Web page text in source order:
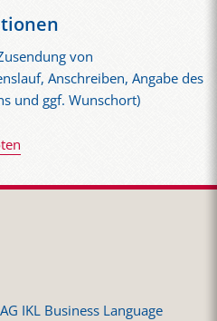
von
Anschreiben, Angabe des
und ggf. Wunschort)
IKL Business Language